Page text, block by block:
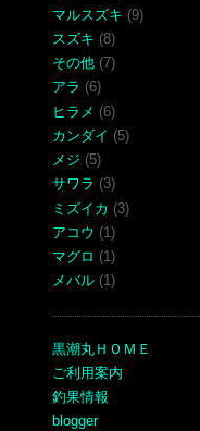
マルスズキ (9)
スズキ (8)
その他 (7)
アラ (6)
ヒラメ (6)
カンダイ (5)
メジ (5)
サワラ (3)
ミズイカ (3)
アコウ (1)
マグロ (1)
メバル (1)
黒潮丸ＨＯＭＥ
ご利用案内
釣果情報
blogger